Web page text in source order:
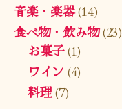
音楽・楽器(14)
食べ物・飲み物(23)
お菓子(1)
ワイン (4)
料理(7)